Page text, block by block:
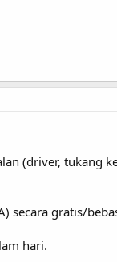
(driver, tukang
secara gratis/
hari.